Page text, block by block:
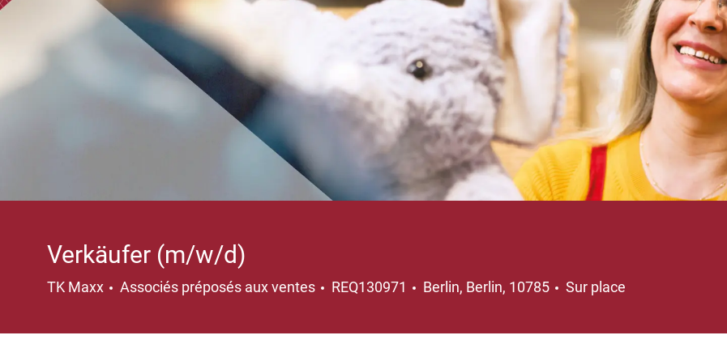
Verkäufer (m/w/d)
TK Maxx Catégorie
Associés préposés aux ventes REQ130971 Emplacement
Berlin, Berlin, 10785 Sur place